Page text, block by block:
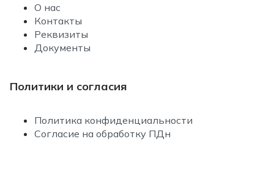
О нас
Контакты
Реквизиты
Документы
Политики и согласия
Политика конфиденциальности
Согласие на обработку ПДн